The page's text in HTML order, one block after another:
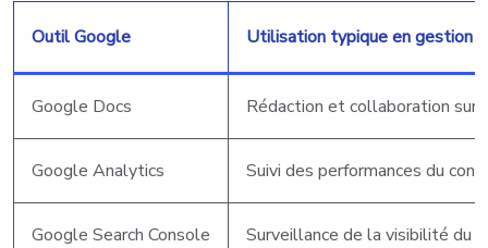
Outil Google Utilisation typique en gestion
Google Docs Rédaction et collaboration sur
Google Analytics Suivi des performances du
Google Search Console Surveillance de la visibilité du